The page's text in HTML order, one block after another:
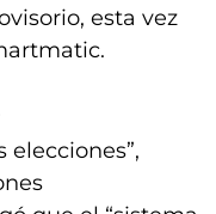
esta vez
elecciones”,